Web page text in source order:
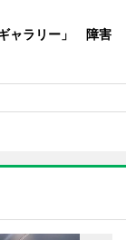
ャラリー」 障害